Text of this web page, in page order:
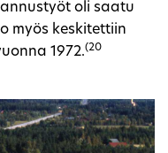
oli saatu
myös keskitettiin
1972.(20